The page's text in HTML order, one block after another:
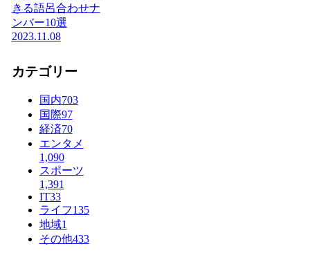
きる語呂合わせナ
ンバー10選
2023.11.08
カテゴリー
国内703
国際97
経済70
エンタメ
1,090
スポーツ
1,391
IT33
ライフ135
地域1
その他433